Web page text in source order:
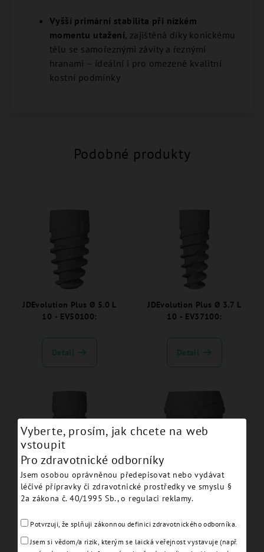
Vyšší primární stabilita při nízkém
momentu utažení, zajištěná díky konickému
tělu se samořeznými závity a řeznými
hranami – ideální i pro omezeně kvalitní
kostní podmínky
Podobné produkty
JDEvolution Plus Ø 5.0 L
10 - EV50100:
Detail
JDEvolution Plus Ø 3.7 L
10 - EV37100:
Detail
JDEvolution Plus Ø 5.0 L
11.5 - EV50115:
JDEvolution Plus Ø 6.0 L 8
- EV60080:
Vyberte, prosím, jak chcete na web
vstoupit
Pro zdravotnické odborníky
Jsem osobou oprávněnou předepisovat nebo vydávat
léčivé přípravky či zdravotnické prostředky ve smyslu §
2a zákona č. 40/1995 Sb., o regulaci reklamy.
Potvrzuji, že splňuji zákonnou definici zdravotnického odborníka.
Jsem si vědom/a rizik, kterým se laická veřejnost vystavuje (např.